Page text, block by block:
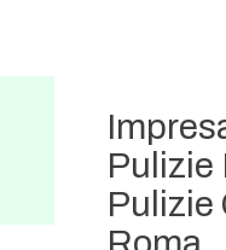
Pulizie
Pulizie